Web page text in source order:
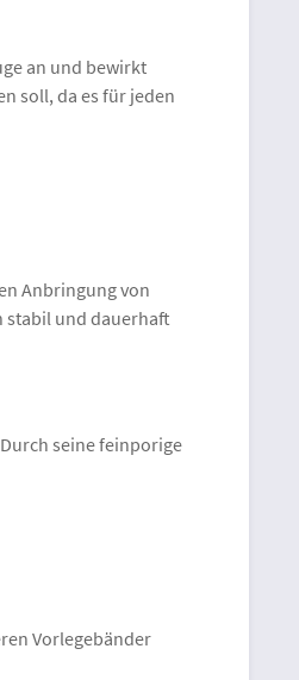
an und bewirkt
soll, da es für jeden
Anbringung von
stabil und dauerhaft
seine feinporige
Vorlegebänder